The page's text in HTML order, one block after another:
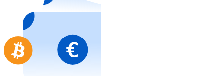
Achetez des cartes-cadeaux de vos marques
Aller à la boutique de cartes-cadeaux